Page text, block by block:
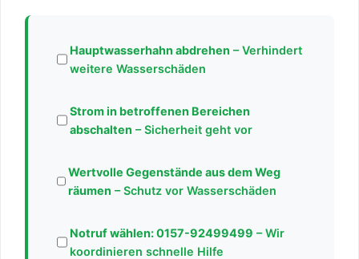
Hauptwasserhahn abdrehen – Verhindert
weitere Wasserschäden
Strom in betroffenen Bereichen
abschalten – Sicherheit geht vor
Wertvolle Gegenstände aus dem Weg
räumen – Schutz vor Wasserschäden
Notruf wählen:0157-92499499 – Wir
koordinieren schnelle Hilfe